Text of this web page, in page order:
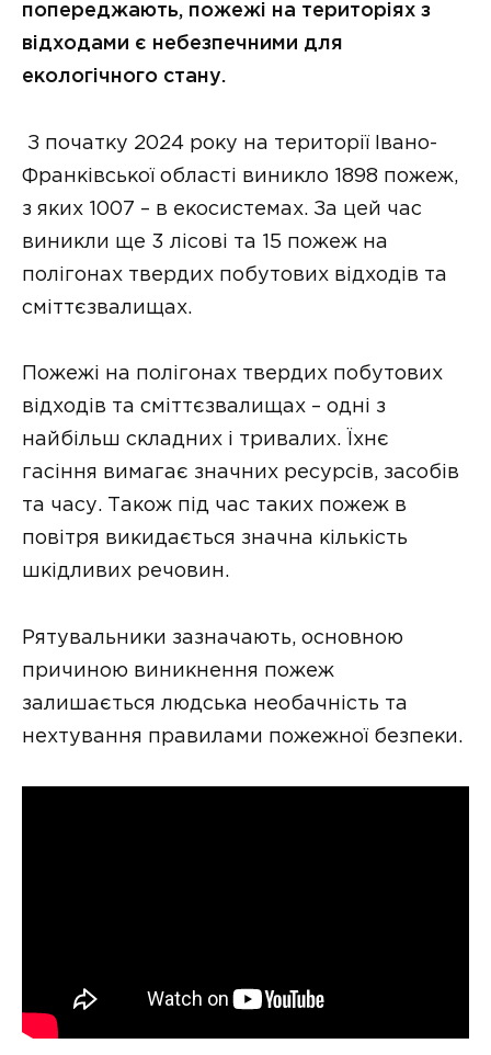
попереджають, пожежі на територіях з
відходами є небезпечними для
екологічного стану.
З початку 2024 року на території Івано-
Франківської області виникло 1898 пожеж,
з яких 1007 – в екосистемах. За цей час
виникли ще 3 лісові та 15 пожеж на
полігонах твердих побутових відходів та
сміттєзвалищах.
Пожежі на полігонах твердих побутових
відходів та сміттєзвалищах – одні з
найбільш складних і тривалих. Їхнє
гасіння вимагає значних ресурсів, засобів
та часу. Також під час таких пожеж в
повітря викидається значна кількість
шкідливих речовин.
Рятувальники зазначають, основною
причиною виникнення пожеж
залишається людська необачність та
нехтування правилами пожежної безпеки.